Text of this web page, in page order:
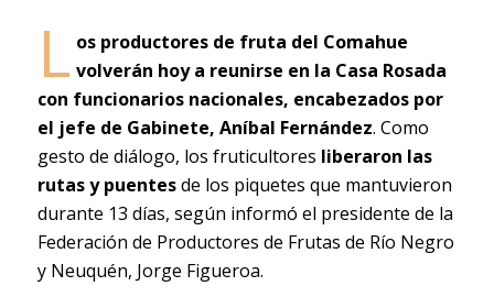
L os productores de fruta del Comahue
volverán hoy a reunirse en la Casa Rosada
con funcionarios nacionales, encabezados por
el jefe de Gabinete, Aníbal Fernández. Como
gesto de diálogo, los fruticultores liberaron las
rutas y puentesde los piquetes que mantuvieron
durante 13 días, según informó el presidente de la
Federación de Productores de Frutas de Río Negro
y Neuquén, Jorge Figueroa.